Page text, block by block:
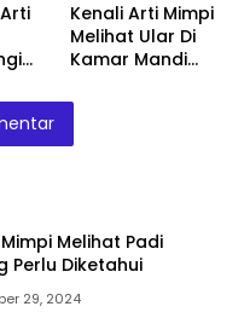
Kenali Arti Mimpi
Melihat Ular Di
Kamar Mandi
Ini Penjelasannya
Melihat Padi
yang Perlu Diketahui
29, 2024